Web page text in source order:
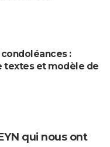
:
textes et modèle de
qui nous ont